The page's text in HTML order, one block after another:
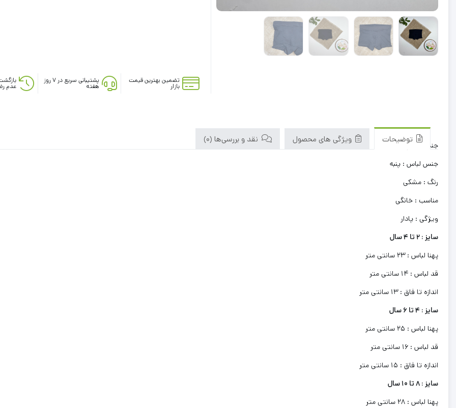
تضمین بهترین قیمت
بازار
پشتیبانی سریع در ۷ روز
هفته عدم
توضیحات ویژگی های محصول نقد و بررسی‌ها (0)
جنسیت : پسرانه
جنس لباس : پنبه
رنگ : مشکی
مناسب : خانگی
ویژگی : پادار
سایز : 2 تا 4 سال
پهنا لباس : 23 سانتی متر
قد لباس : 14 سانتی متر
اندازه تا فاق : 13 سانتی متر
سایز : 4 تا 6 سال
پهنا لباس : 25 سانتی متر
قد لباس : 16 سانتی متر
اندازه تا فاق : 15 سانتی متر
سایز : 8 تا 10 سال
پهنا لباس : 28 سانتی متر